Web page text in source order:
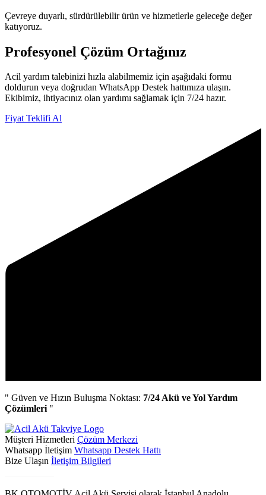
Çevreye duyarlı, sürdürülebilir ürün ve hizmetlerle geleceğe değer
katıyoruz.
Profesyonel Çözüm Ortağınız
Acil yardım talebinizi hızla alabilmemiz için aşağıdaki formu
doldurun veya doğrudan WhatsApp Destek hattımıza ulaşın.
Ekibimiz, ihtiyacınız olan yardımı sağlamak için 7/24 hazır.
Fiyat Teklifi Al
" Güven ve Hızın Buluşma Noktası: 7/24 Akü ve Yol Yardım
Çözümleri"
Müşteri Hizmetleri Çözüm Merkezi
Whatsapp İletişim Whatsapp Destek Hattı
Bize Ulaşın İletişim Bilgileri